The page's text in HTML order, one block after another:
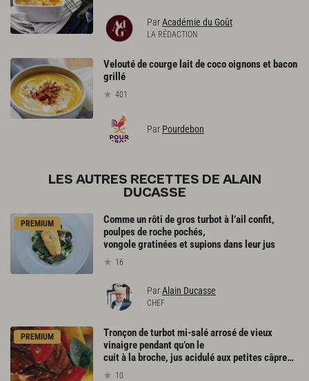
ParAcadémie du Goût
LA RÉDACTION
Velouté de courge lait de coco oignons et bacon
grillé
401
Par Pourdebon
LES AUTRES RECETTES DE ALAIN
DUCASSE
PREMIUM
Comme un rôti de gros turbot à l’ail confit,
poulpes de roche pochés,
vongole gratinées et supions dans leur jus
16
ParAlain Ducasse
CHEF
PREMIUM
Tronçon de turbot mi-salé arrosé de vieux
vinaigre pendant qu’on le
cuit à la broche, jus acidulé aux petites câpres, panisses et tomates mi-séchées
10